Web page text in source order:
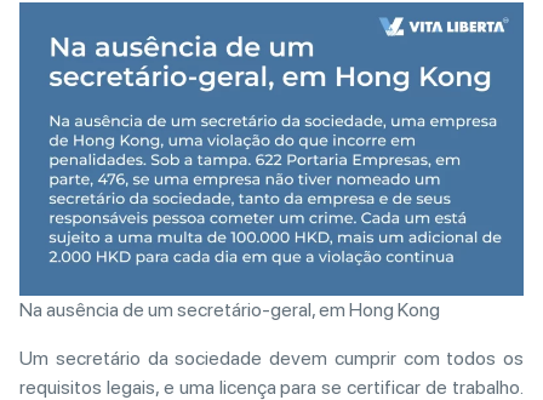
Na ausência de um secretário-geral, em Hong Kong
Um secretário da sociedade devem cumprir com todos os
requisitos legais, e uma licença para se certificar de trabalho.